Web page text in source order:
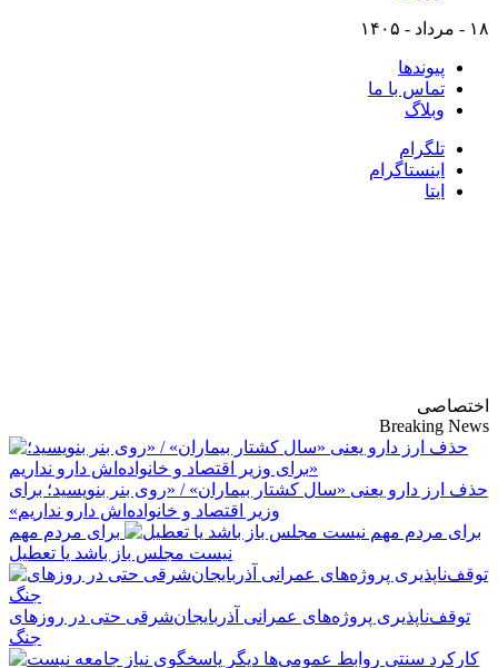
۱۸ - مرداد - ۱۴۰۵
پیوندها
تماس با ما
وبلاگ
تلگرام
اینستاگرام
ایتا
اختصاصی
Breaking News
حذف ارز دارو یعنی «سال کشتار بیماران» / «روی بنر بنویسید؛ برای
وزیر اقتصاد و خانواده‌اش دارو نداریم»
برای مردم مهم
نیست مجلس باز باشد یا تعطیل
توقف‌ناپذیری پروژه‌های عمرانی آذربایجان‌شرقی حتی در روزهای
جنگ